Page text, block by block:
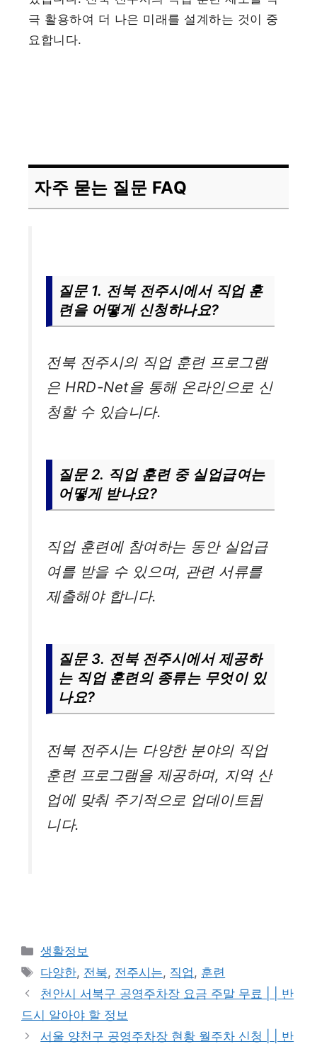
극 활용하여 더 나은 미래를 설계하는 것이 중
요합니다.
자주 묻는 질문 FAQ
질문 1. 전북 전주시에서 직업 훈
련을 어떻게 신청하나요?
전북 전주시의 직업 훈련 프로그램
은 HRD-Net을 통해 온라인으로 신
청할 수 있습니다.
질문 2. 직업 훈련 중 실업급여는
어떻게 받나요?
직업 훈련에 참여하는 동안 실업급
여를 받을 수 있으며, 관련 서류를
제출해야 합니다.
질문 3. 전북 전주시에서 제공하
는 직업 훈련의 종류는 무엇이 있
나요?
전북 전주시는 다양한 분야의 직업
훈련 프로그램을 제공하며, 지역 산
업에 맞춰 주기적으로 업데이트됩
니다.
카
테
고
리
생활정보
태
그
다양한, 전북, 전주시는, 직업 , 훈련
천안시 서북구 공영주차장 요금 주말 무료 | | 반
드시 알아야 할 정보
서울 양천구 공영주차장 현황 월주차 신청 | | 반